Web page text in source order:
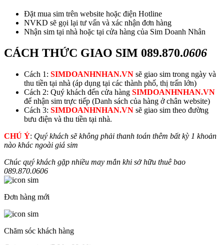
Đặt mua sim trên website hoặc điện Hotline
NVKD sẽ gọi lại tư vấn và xác nhận đơn hàng
Nhận sim tại nhà hoặc tại cửa hàng của Sim Doanh Nhân
CÁCH THỨC GIAO SIM 089.870.0606
Cách 1: SIMDOANHNHAN.VN sẽ giao sim trong ngày và
thu tiền tại nhà (áp dụng tại các thành phố, thị trấn lớn)
Cách 2: Quý khách đến cửa hàng SIMDOANHNHAN.VN
để nhận sim trực tiếp (Danh sách của hàng ở chân website)
Cách 3: SIMDOANHNHAN.VN sẽ giao sim theo đường
bưu điện và thu tiền tại nhà.
CHÚ Ý: Quý khách sẽ không phải thanh toán thêm bất kỳ 1 khoản
nào khác ngoài giá sim
Chúc quý khách gặp nhiều may mắn khi sở hữu thuê bao
089.870.0606
Đơn hàng mới
Chăm sóc khách hàng